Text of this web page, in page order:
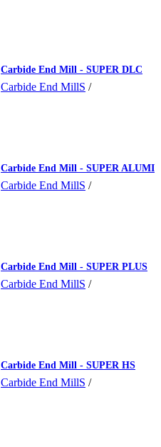
Carbide End Mill - SUPER DLC
Carbide End MillS /
Carbide End Mill - SUPER ALUMI
Carbide End MillS /
Carbide End Mill - SUPER PLUS
Carbide End MillS /
Carbide End Mill - SUPER HS
Carbide End MillS /